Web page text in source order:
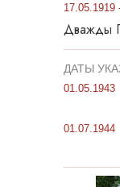
17.05.1919
Дважды
ДАТЫ
01.05.1943
01.07.1944